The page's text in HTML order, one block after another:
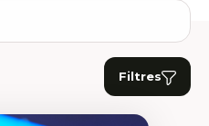
Filtres